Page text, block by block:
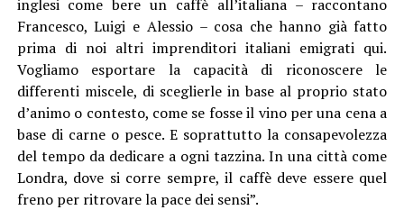
inglesi come bere un caffè all’italiana – raccontano
Francesco, Luigi e Alessio – cosa che hanno già fatto
prima di noi altri imprenditori italiani emigrati qui.
Vogliamo esportare la capacità di riconoscere le
differenti miscele, di sceglierle in base al proprio stato
d’animo o contesto, come se fosse il vino per una cena a
base di carne o pesce. E soprattutto la consapevolezza
del tempo da dedicare a ogni tazzina. In una città come
Londra, dove si corre sempre, il caffè deve essere quel
freno per ritrovare la pace dei sensi”.